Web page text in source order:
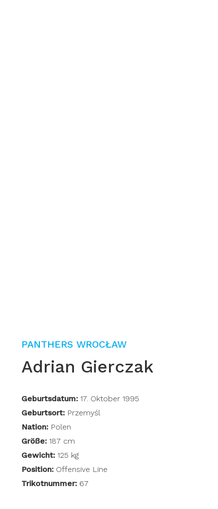
PANTHERS WROCŁAW
Adrian Gierczak
Geburtsdatum: 17. Oktober 1995
Geburtsort: Przemyśl
Nation:Polen
Größe:187 cm
Gewicht:125 kg
Position:Offensive Line
Trikotnummer: 67